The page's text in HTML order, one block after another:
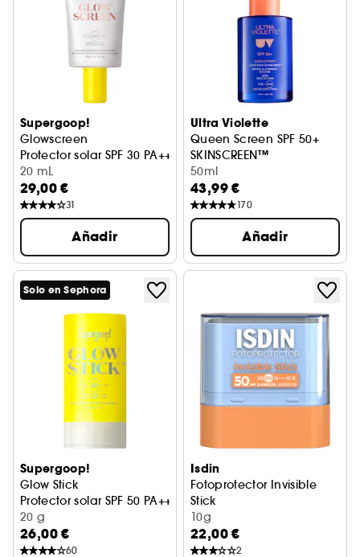
Supergoop!
Glowscreen
Protector solar SPF 30 PA+++ con AH + Niacinamida
20 mL
29,00 €
31
Añadir
Ultra Violette
Queen Screen SPF 50+
SKINSCREEN™
Sérum Iluminador Solar
50ml
43,99 €
170
Añadir
Solo en Sephora
Supergoop!
Glow Stick
Protector solar SPF 50 PA++++
20 g
26,00 €
60
Isdin
Fotoprotector Invisible
Stick
10g
22,00 €
2